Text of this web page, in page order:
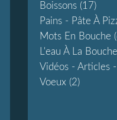
Boissons (17)
Pains - Pâte À
Mots En Bouche
L'eau À La
Vidéos - Articles
Voeux (2)